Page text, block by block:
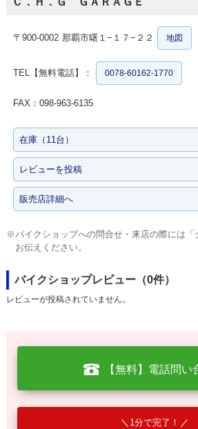
〒900-0002 那覇市曙１−１７−２２ 地図
TEL【無料電話】： 0078-60162-1770
FAX：098-963-6135
在庫（11台）
レビューを投稿
販売店詳細へ
※バイクショップへの問合せ・来店の際には「
お伝えください。
バイクショップレビュー（0件）
レビューが投稿されていません。
【無料】電話問い
1分で完了！